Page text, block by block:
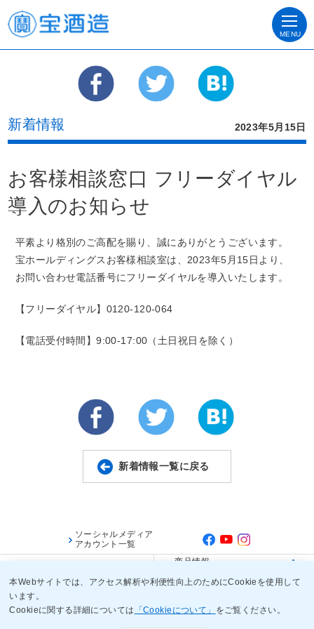
MENU
新着情報 2023年5月15日
お客様相談窓口 フリーダイヤル
導入のお知らせ
平素より格別のご高配を賜り、誠にありがとうございます。
宝ホールディングスお客様相談室は、2023年5月15日より、
お問い合わせ電話番号にフリーダイヤルを導入いたします。
【フリーダイヤル】0120-120-064
【電話受付時間】9:00-17:00（土日祝日を除く）
新着情報一覧に戻る
ソーシャルメディア
アカウント一覧
商品情報
（原材料など）
ご利用規約
本Webサイトでは、アクセス解析や利便性向上のためにCookieを使用して
います。
Cookieに関する詳細については
「Cookieについて」 をご覧ください。